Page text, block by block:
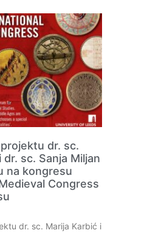
dr. sc.
dr. sc. Sanja Miljan
na kongresu
Congress
dr. sc. Marija Karbić i